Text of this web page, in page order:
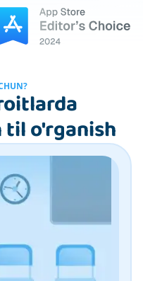
til o'rganish